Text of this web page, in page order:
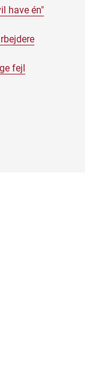
have én"
fejl